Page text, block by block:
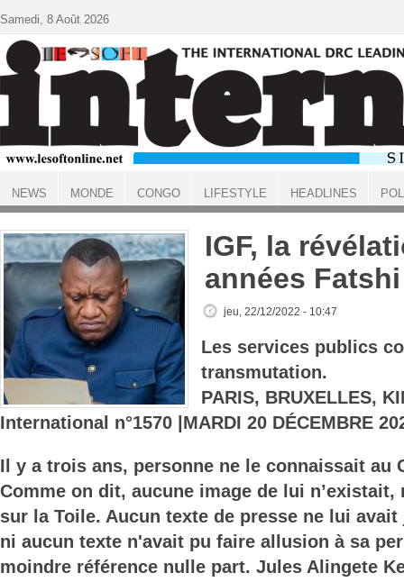
ACCUEIL
IGF, la
années Fatshi
jeu, 22/12/2022 - 10:47
Les services publics
transmutation.
PARIS, BRUXELLES,
International n°1570 |MARDI 20 DÉCEMBRE
Il y a trois ans, personne ne le connaissait au
Comme on dit, aucune image de lui
sur la Toile. Aucun texte de presse ne lui
ni aucun texte n'avait pu faire allusion à sa
moindre référence nulle part. Jules Alingete
Samedi, 8 Août 2026
NEWS MONDE CONGO LIFESTYLE HEADLINES